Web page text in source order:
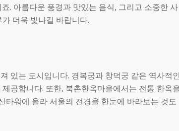
. 아름다운 풍경과 맛있는 음식, 그리고 소중한 사
더욱 빛나길 바랍니다.
있는 도시입니다. 경복궁과 창덕궁 같은 역사적
공합니다. 또한, 북촌한옥마을에서는 전통 한옥
타워에 올라 서울의 전경을 한눈에 바라보는 것도